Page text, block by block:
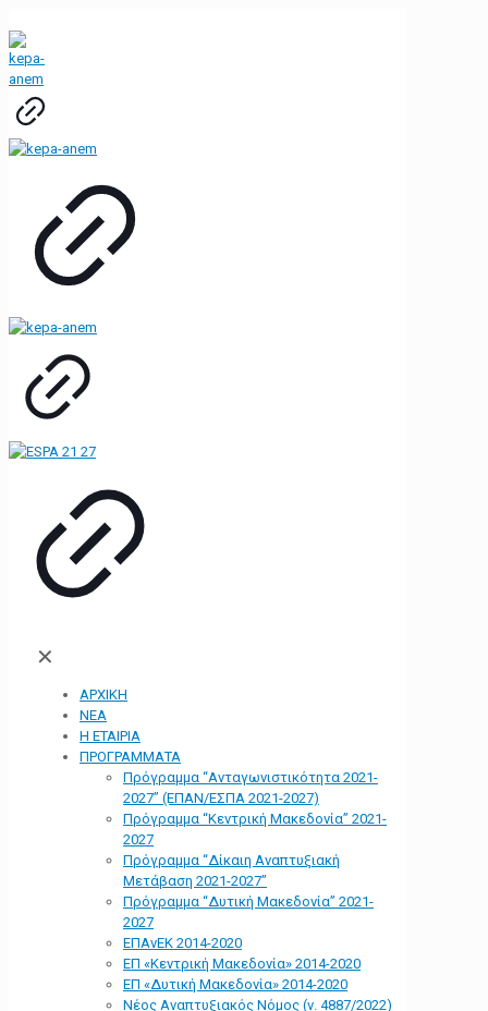
✕
ΑΡΧΙΚΗ
ΝΕΑ
Η ΕΤΑΙΡΙΑ
ΠΡΟΓΡΑΜΜΑΤΑ
Πρόγραμμα “Ανταγωνιστικότητα 2021-
2027” (ΕΠΑΝ/ΕΣΠΑ 2021-2027)
Πρόγραμμα “Κεντρική Μακεδονία” 2021-
2027
Πρόγραμμα “Δίκαιη Αναπτυξιακή
Μετάβαση 2021-2027”
Πρόγραμμα “Δυτική Μακεδονία” 2021-
2027
ΕΠΑνΕΚ 2014-2020
ΕΠ «Kεντρική Μακεδονία» 2014-2020
ΕΠ «Δυτική Μακεδονία» 2014-2020
Νέος Αναπτυξιακός Νόμος (ν. 4887/2022)